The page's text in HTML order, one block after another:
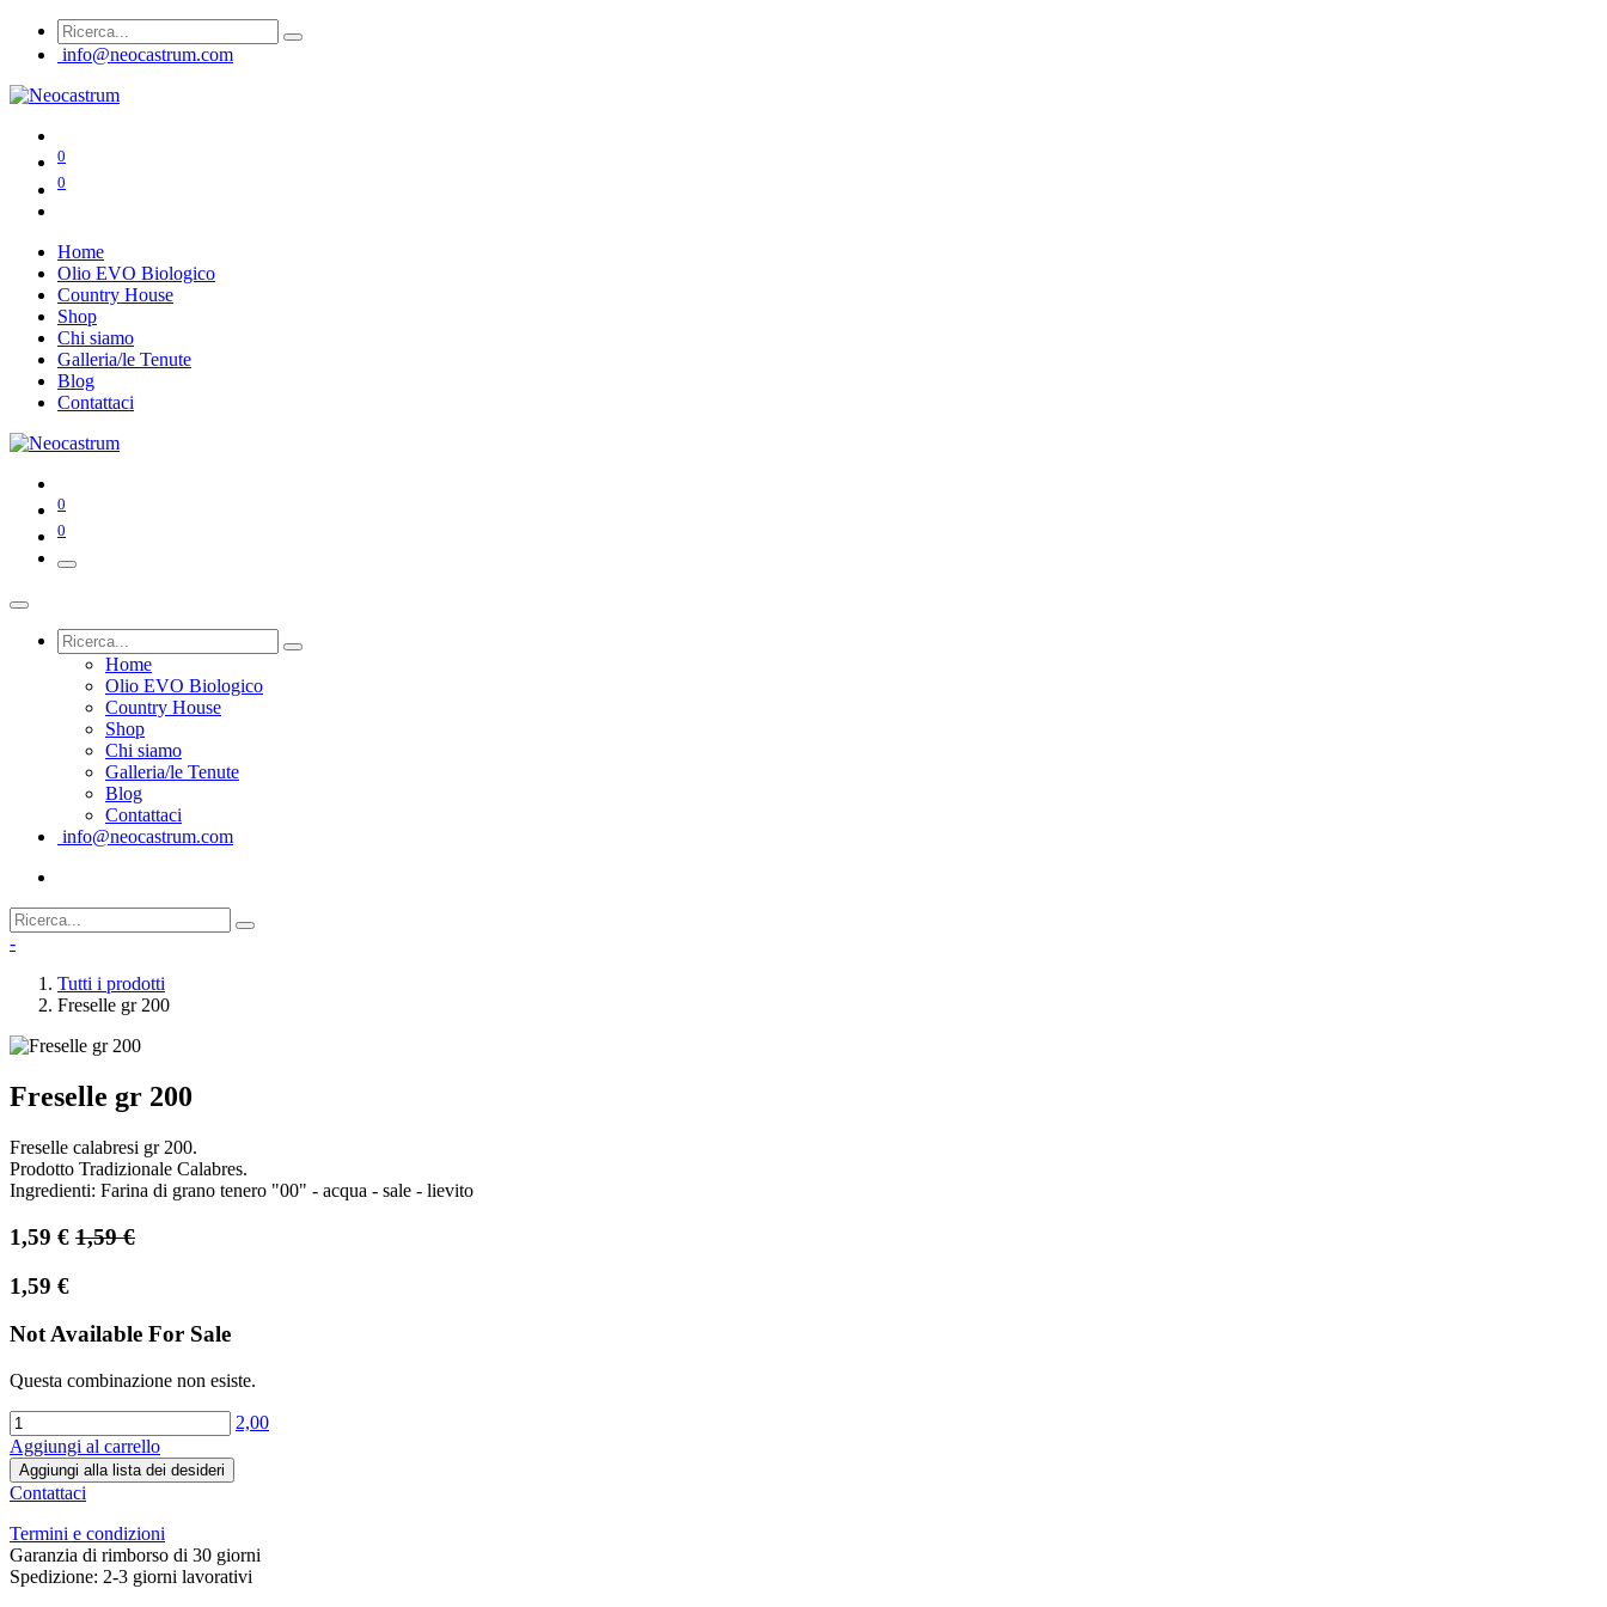
info@neocastrum.com
0
0
Home
Olio EVO Biologico
Country House
Shop
Chi siamo
Galleria/le Tenute
Blog
Contattaci
0
0
Home
Olio EVO Biologico
Country House
Shop
Chi siamo
Galleria/le Tenute
Blog
Contattaci
info@neocastrum.com
-
Tutti i prodotti
Freselle gr 200
Freselle gr 200
Freselle calabresi gr 200.
Prodotto Tradizionale Calabres.
Ingredienti: Farina di grano tenero "00" - acqua - sale - lievito
1,59 € 1,59€
1,59 €
Not Available For Sale
Questa combinazione non esiste.
2,00
Aggiungi al carrello
Aggiungi alla lista dei desideri
Contattaci
Termini e condizioni
Garanzia di rimborso di 30 giorni
Spedizione: 2-3 giorni lavorativi